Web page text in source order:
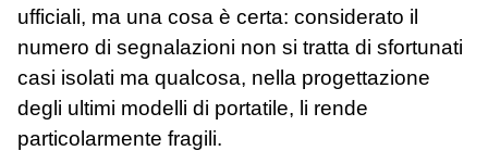
ufficiali, ma una cosa è certa: considerato il
numero di segnalazioni non si tratta di sfortunati
casi isolati ma qualcosa, nella progettazione
degli ultimi modelli di portatile, li rende
particolarmente fragili.